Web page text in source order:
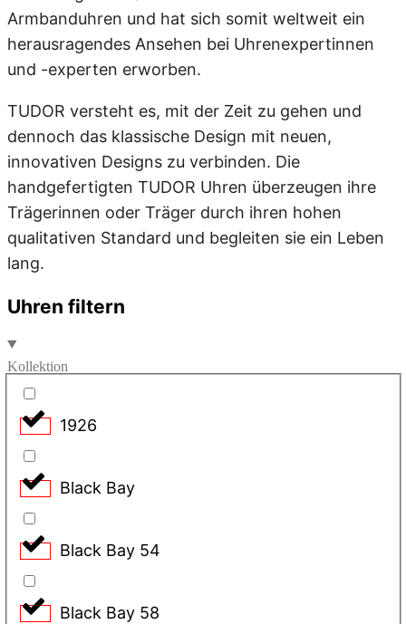
Armbanduhren und hat sich somit weltweit ein
herausragendes Ansehen bei Uhrenexpertinnen
und -experten erworben.
TUDOR versteht es, mit der Zeit zu gehen und
dennoch das klassische Design mit neuen,
innovativen Designs zu verbinden. Die
handgefertigten TUDOR Uhren überzeugen ihre
Trägerinnen oder Träger durch ihren hohen
qualitativen Standard und begleiten sie ein Leben
lang.
Uhren filtern
Kollektion
1926
Black Bay
Black Bay 54
Black Bay 58